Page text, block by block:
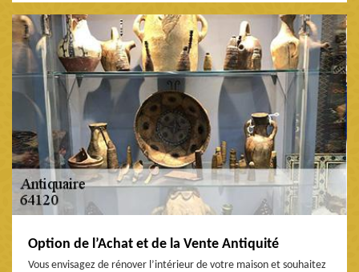
Option de l’Achat et de la Vente Antiquité
Vous envisagez de rénover l’intérieur de votre maison et souhaitez